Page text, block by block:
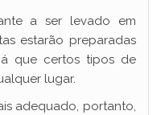
a ser levado em
estarão preparadas
que certos tipos de
lugar.
adequado, portanto,